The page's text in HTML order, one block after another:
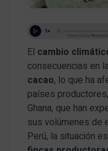
El cambio
consecuencias en la
cacao, lo que ha
países
Ghana, que han
sus volúmenes de
Perú, la situación